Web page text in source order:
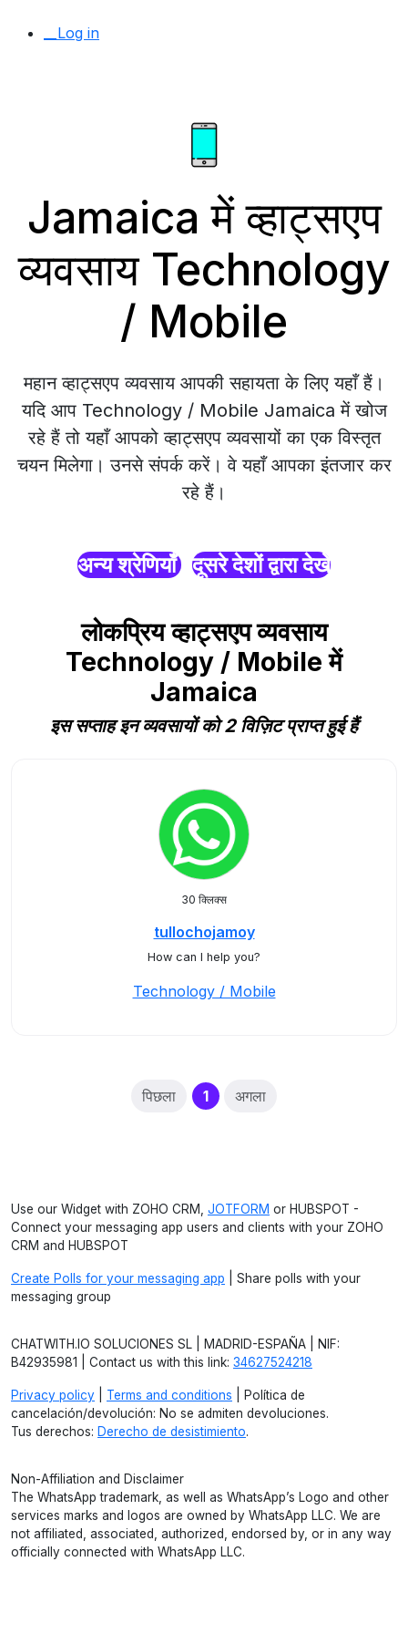
__Log in
Jamaica में व्हाट्सएप
व्यवसाय Technology
/ Mobile
महान व्हाट्सएप व्यवसाय आपकी सहायता के लिए यहाँ हैं।
यदि आप Technology / Mobile Jamaica में खोज
रहे हैं तो यहाँ आपको व्हाट्सएप व्यवसायों का एक विस्तृत
चयन मिलेगा। उनसे संपर्क करें। वे यहाँ आपका इंतजार कर
रहे हैं।
अन्य श्रेणियाँ दूसरे देशों द्वारा देखें
लोकप्रिय व्हाट्सएप व्यवसाय
Technology / Mobile में
Jamaica
इस सप्ताह इन व्यवसायों को 2 विज़िट प्राप्त हुई हैं
30 क्लिक्स
tullochojamoy
How can I help you?
Technology / Mobile
पिछला 1(current)
अगला
Use our Widget with ZOHO CRM, JOTFORM or HUBSPOT -
Connect your messaging app users and clients with your ZOHO
CRM and HUBSPOT
Create Polls for your messaging app | Share polls with your
messaging group
CHATWITH.IO SOLUCIONES SL | MADRID-ESPAÑA | NIF:
B42935981 | Contact us with this link: 34627524218
Privacy policy Terms and conditions | Política de
cancelación/devolución: No se admiten devoluciones.
Tus derechos: Derecho de desistimiento.
Non-Affiliation and Disclaimer
The WhatsApp trademark, as well as WhatsApp’s Logo and other
services marks and logos are owned by WhatsApp LLC. We are
not affiliated, associated, authorized, endorsed by, or in any way
officially connected with WhatsApp LLC.